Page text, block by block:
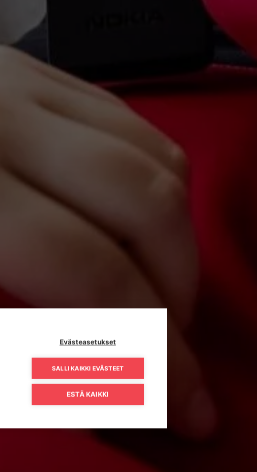
Evästeasetukset
SALLI KAIKKI EVÄSTEET
ESTÄ KAIKKI